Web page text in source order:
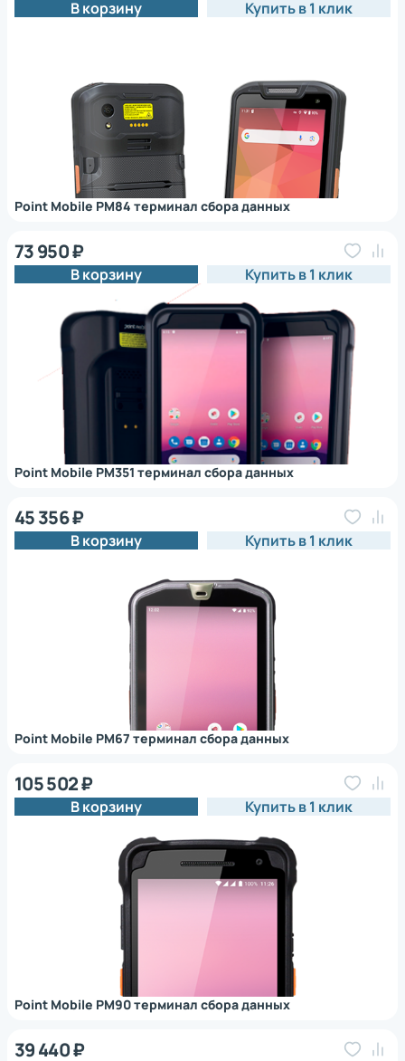
Point Mobile PM84 терминал сбора данных
В корзину Купить в 1 клик
Point Mobile PM351 терминал сбора данных
73 950 ₽
В корзину Купить в 1 клик
Point Mobile PM67 терминал сбора данных
45 356 ₽
В корзину Купить в 1 клик
Point Mobile PM90 терминал сбора данных
105 502 ₽
В корзину Купить в 1 клик
39 440 ₽